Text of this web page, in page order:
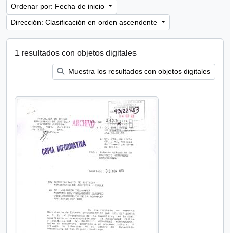
Ordenar por: Fecha de inicio
Dirección: Clasificación en orden ascendente
1 resultados con objetos digitales
Muestra los resultados con objetos digitales